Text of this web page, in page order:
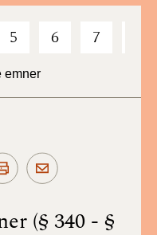
5 6 7
emner
(§ 340 - §